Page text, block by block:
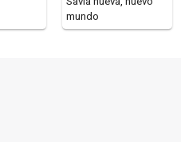
mundo